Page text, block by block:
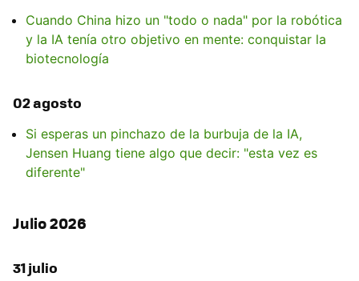
Cuando China hizo un "todo o nada" por la robótica
y la IA tenía otro objetivo en mente: conquistar la
biotecnología
02 agosto
Si esperas un pinchazo de la burbuja de la IA,
Jensen Huang tiene algo que decir: "esta vez es
diferente"
Julio 2026
31 julio